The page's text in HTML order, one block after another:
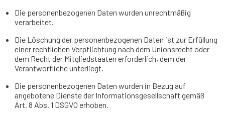
Die personenbezogenen Daten wurden unrechtmäßig
verarbeitet.
Die Löschung der personenbezogenen Daten ist zur Erfüllung
einer rechtlichen Verpflichtung nach dem Unionsrecht oder
dem Recht der Mitgliedstaaten erforderlich, dem der
Verantwortliche unterliegt.
Die personenbezogenen Daten wurden in Bezug auf
angebotene Dienste der Informationsgesellschaft gemäß
Art. 8 Abs. 1 DSGVO erhoben.